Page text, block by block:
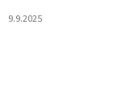
9.9.2025